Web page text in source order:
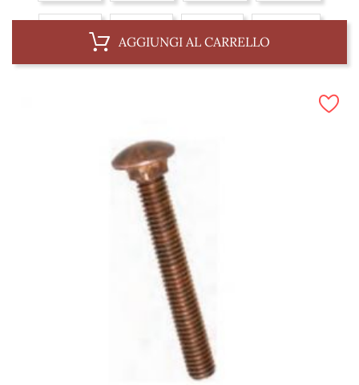
10 x 62 mm 10 x 100 mm 10 x 150 mm
AGGIUNGI AL CARRELLO